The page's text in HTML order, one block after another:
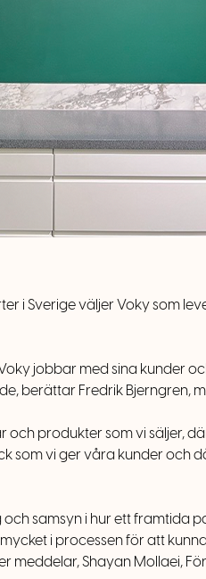
i Sverige väljer Voky som
jobbar med sina kunder
berättar Fredrik Bjerngren,
och produkter som vi säljer,
som vi ger våra kunder och
samsyn i hur ett framtida
i processen för att
Shayan Mollaei,